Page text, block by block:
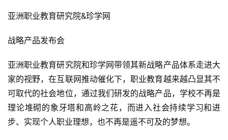
亚洲职业教育研究院&珍学网
战略产品发布会
亚洲职业教育研究院和珍学网带领其新战略产品体系走进大
家的视野，在互联网推动催化下，职业教育越来越凸显其不
可取代的社会地位，通过我们研发的战略产品，学校不再是
理论堆砌的象牙塔和高岭之花，而进入社会持续学习和进
步、实现个人职业理想，也不再是遥不可及的梦想。